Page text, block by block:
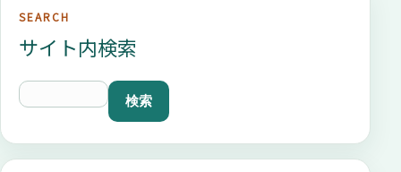
SEARCH
サイト内検索